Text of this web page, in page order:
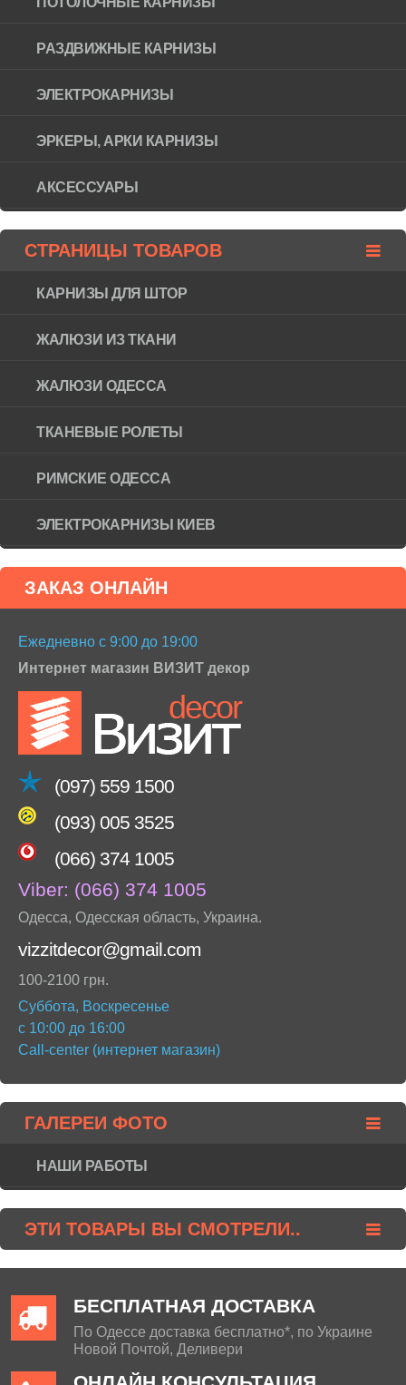
РАЗДВИЖНЫЕ КАРНИЗЫ
ЭЛЕКТРОКАРНИЗЫ
ЭРКЕРЫ, АРКИ КАРНИЗЫ
АКСЕССУАРЫ
СТРАНИЦЫ ТОВАРОВ
КАРНИЗЫ ДЛЯ ШТОР
ЖАЛЮЗИ ИЗ ТКАНИ
ЖАЛЮЗИ ОДЕССА
ТКАНЕВЫЕ РОЛЕТЫ
РИМСКИЕ ОДЕССА
ЭЛЕКТРОКАРНИЗЫ КИЕВ
ЗАКАЗ ОНЛАЙН
Ежедневно с 9:00 до 19:00
Интернет магазин ВИЗИТ декор
(097) 559 1500
(093) 005 3525
(066) 374 1005
Viber: (066) 374 1005
Одесса, Одесская область, Украина.
vizzitdecor@gmail.com
100-2100 грн.
Суббота, Воскресенье
с 10:00 до 16:00
Call-center (интернет магазин)
ГАЛЕРЕИ ФОТО
НАШИ РАБОТЫ
ЭТИ ТОВАРЫ ВЫ СМОТРЕЛИ..
БЕСПЛАТНАЯ ДОСТАВКА
По Одессе доставка бесплатно*, по Украине
Новой Почтой, Деливери